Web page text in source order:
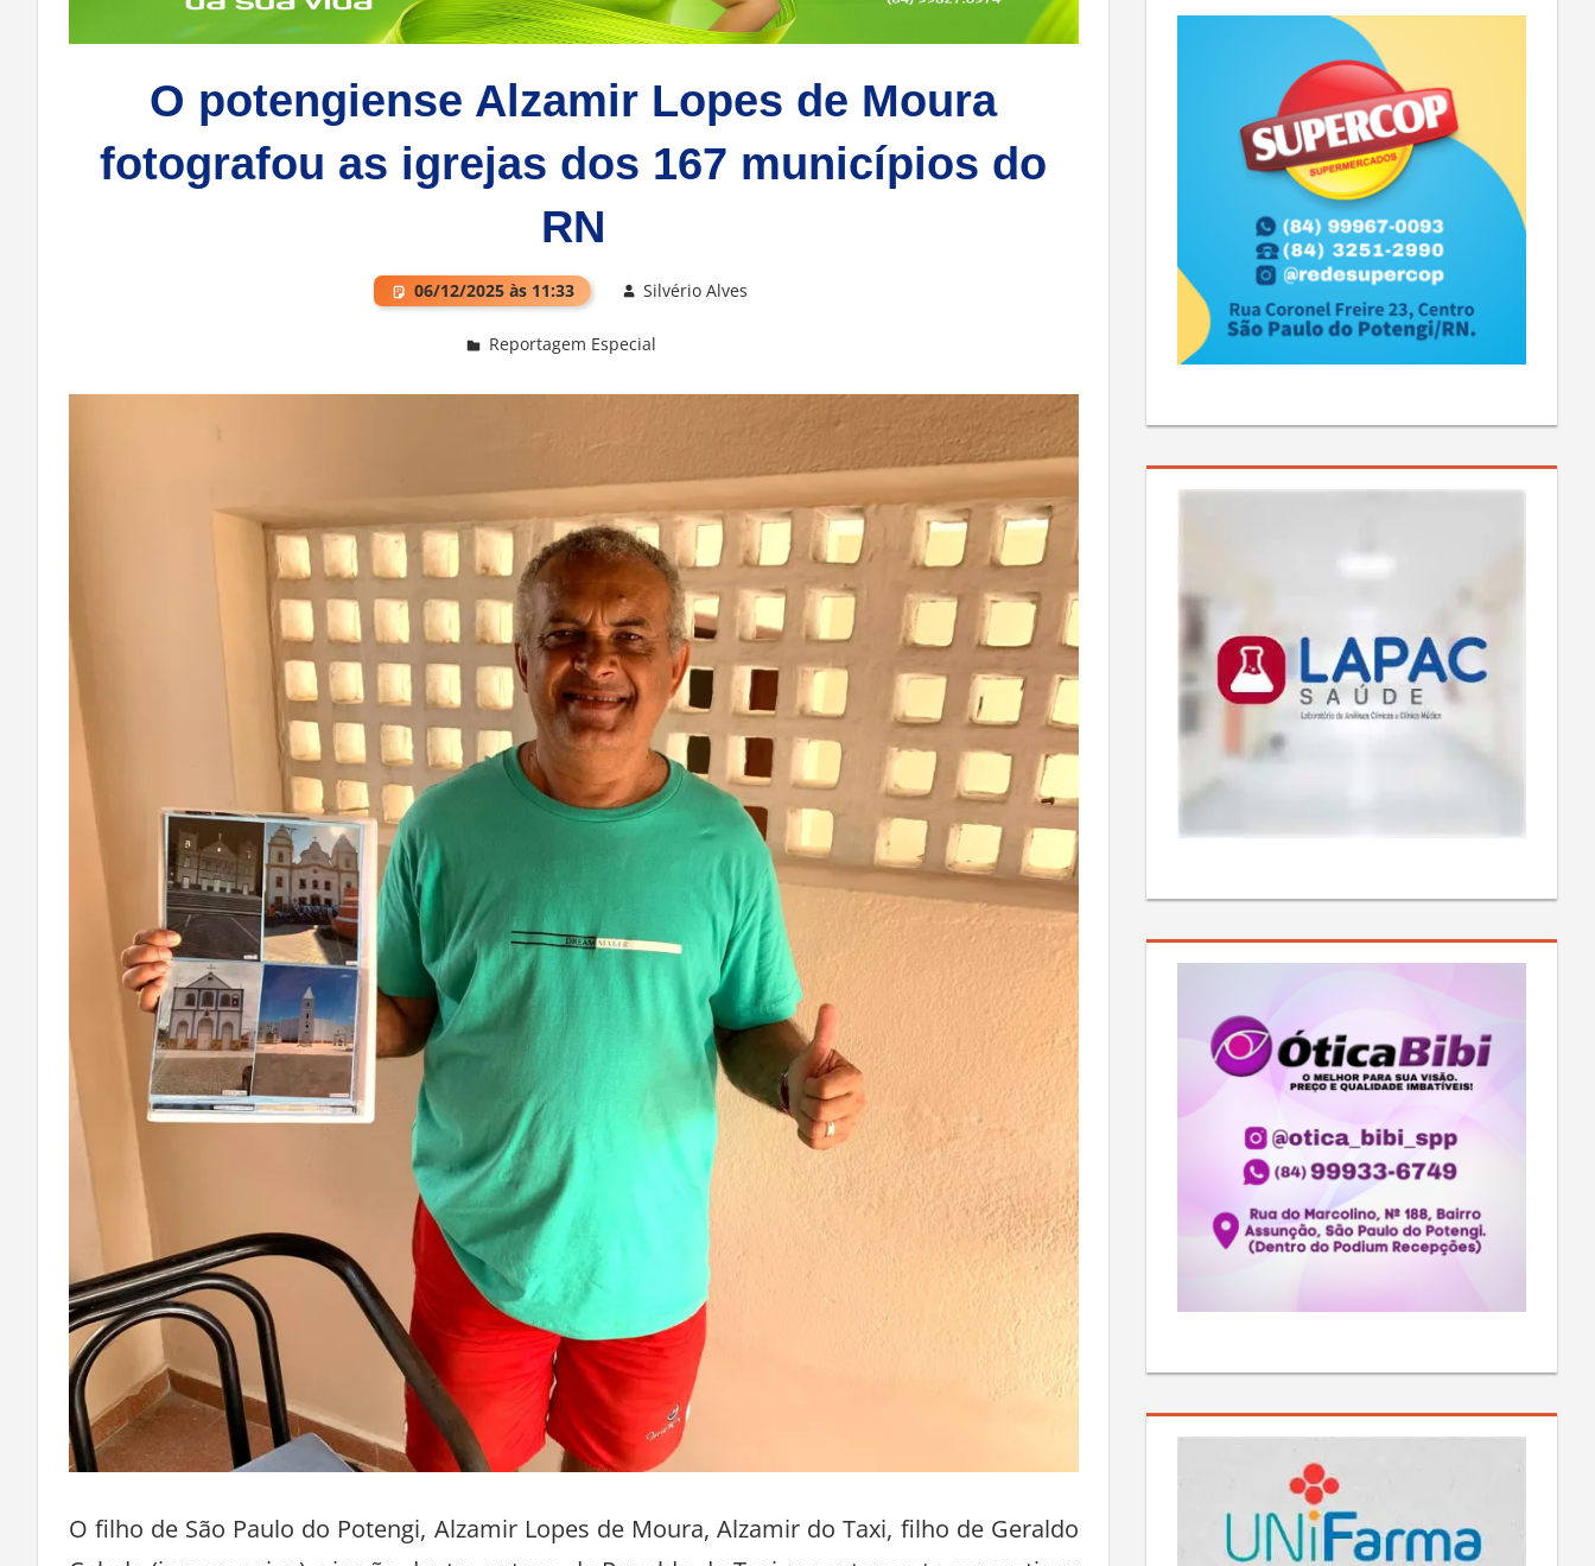
O potengiense Alzamir Lopes de Moura
fotografou as igrejas dos 167 municípios do
RN
06/12/2025 às 11:33
Reportagem Especial
O filho de São Paulo do Potengi, Alzamir Lopes de Moura, Alzamir do Taxi, filho de Geraldo